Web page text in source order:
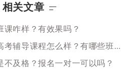
相关文章
课咋样？有效果吗？
连云港秦学教育高考辅导课程怎么样？有哪些班型？
不及格？报名一对一可以吗？